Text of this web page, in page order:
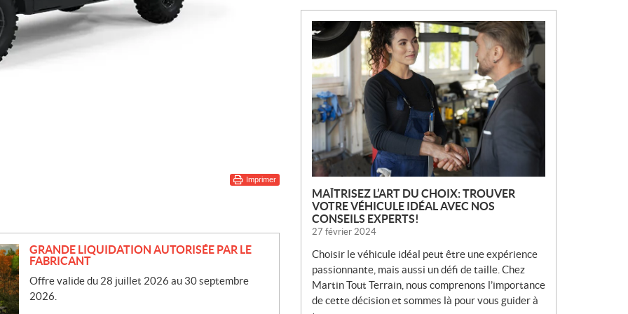
Imprimer
GRANDE LIQUIDATION AUTORISÉE PAR LE
FABRICANT
Offre valide du 28 juillet 2026 au 30 septembre
2026.
N
O
U
V
E
L
L
S
MAÎTRISEZ L’ART DU CHOIX: TROUVER
VOTRE VÉHICULE IDÉAL AVEC NOS
CONSEILS EXPERTS!
27 février 2024
Choisir le véhicule idéal peut être une expérience
passionnante, mais aussi un défi de taille. Chez
Martin Tout Terrain, nous comprenons l’importance
de cette décision et sommes là pour vous guider à